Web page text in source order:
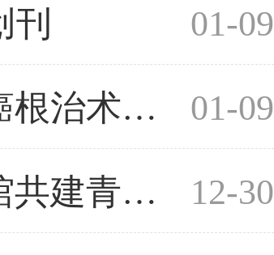
刊 01-09
国内首例手助腹腔镜肾癌根治术在附属一院实施 01-09
人文学院与浙江省物博馆共建青年志愿者实践基地 12-30